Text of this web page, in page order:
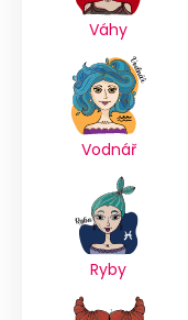
Váhy
Vodnář
Ryby